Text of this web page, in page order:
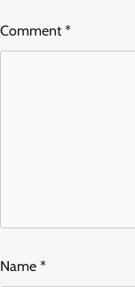
Comment*
Name *